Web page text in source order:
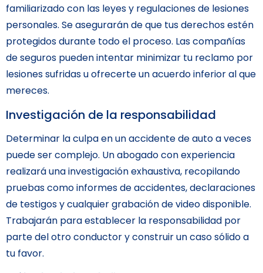
familiarizado con las leyes y regulaciones de lesiones
personales. Se asegurarán de que tus derechos estén
protegidos durante todo el proceso. Las compañías
de seguros pueden intentar minimizar tu reclamo por
lesiones sufridas u ofrecerte un acuerdo inferior al que
mereces.
Investigación de la responsabilidad
Determinar la culpa en un accidente de auto a veces
puede ser complejo. Un abogado con experiencia
realizará una investigación exhaustiva, recopilando
pruebas como informes de accidentes, declaraciones
de testigos y cualquier grabación de video disponible.
Trabajarán para establecer la responsabilidad por
parte del otro conductor y construir un caso sólido a
tu favor.